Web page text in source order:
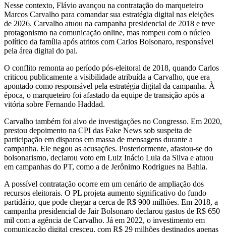
Nesse contexto, Flávio avançou na contratação do marqueteiro
Marcos Carvalho para comandar sua estratégia digital nas eleições
de 2026. Carvalho atuou na campanha presidencial de 2018 e teve
protagonismo na comunicação online, mas rompeu com o núcleo
político da família após atritos com Carlos Bolsonaro, responsável
pela área digital do pai.
O conflito remonta ao período pós-eleitoral de 2018, quando Carlos
criticou publicamente a visibilidade atribuída a Carvalho, que era
apontado como responsável pela estratégia digital da campanha. À
época, o marqueteiro foi afastado da equipe de transição após a
vitória sobre Fernando Haddad.
Carvalho também foi alvo de investigações no Congresso. Em 2020,
prestou depoimento na CPI das Fake News sob suspeita de
participação em disparos em massa de mensagens durante a
campanha. Ele negou as acusações. Posteriormente, afastou-se do
bolsonarismo, declarou voto em Luiz Inácio Lula da Silva e atuou
em campanhas do PT, como a de Jerônimo Rodrigues na Bahia.
A possível contratação ocorre em um cenário de ampliação dos
recursos eleitorais. O PL projeta aumento significativo do fundo
partidário, que pode chegar a cerca de R$ 900 milhões. Em 2018, a
campanha presidencial de Jair Bolsonaro declarou gastos de R$ 650
mil com a agência de Carvalho. Já em 2022, o investimento em
comunicação digital cresceu, com R$ 29 milhões destinados apenas